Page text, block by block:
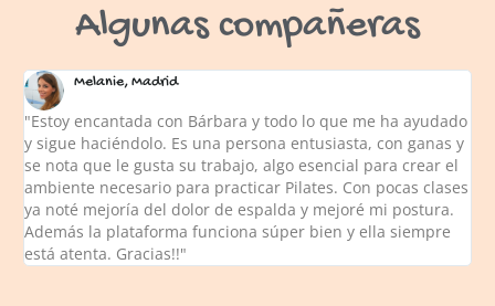
Algunas compañeras
Melanie, Madrid
"Estoy encantada con Bárbara y todo lo que me ha ayudado
y sigue haciéndolo. Es una persona entusiasta, con ganas y
se nota que le gusta su trabajo, algo esencial para crear el
ambiente necesario para practicar Pilates. Con pocas clases
ya noté mejoría del dolor de espalda y mejoré mi postura.
Además la plataforma funciona súper bien y ella siempre
está atenta. Gracias!!"